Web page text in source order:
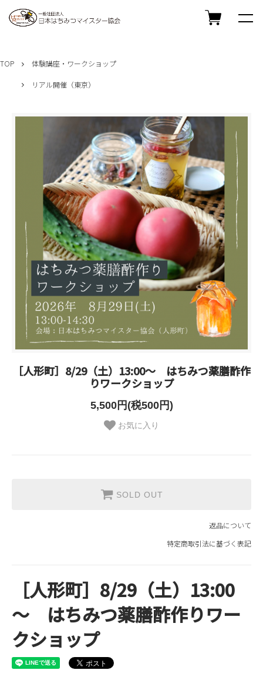
TOP 体験講座・ワークショップ
リアル開催（東京）
［人形町］8/29（土）13:00～ はちみつ薬膳酢作
りワークショップ
5,500円(税500円)
お気に入り
SOLD OUT
返品について
特定商取引法に基づく表記
［人形町］8/29（土）13:00
～ はちみつ薬膳酢作りワー
クショップ